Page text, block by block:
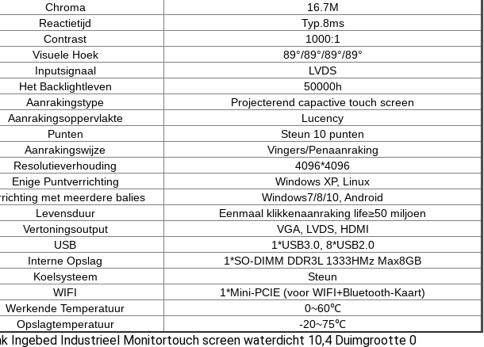
Chroma
16.7M
Reactietijd
Typ.8ms
Contrast
1000:1
Visuele Hoek
89°/89°/89°/89°
Inputsignaal
LVDS
Het Backlightleven
50000h
Aanrakingstype
Projecterend capactive touch screen
Aanrakingsoppervlakte
Lucency
Punten
Steun 10 punten
Aanrakingswijze
Vingers/Penaanraking
Resolutieverhouding
4096*4096
Enige Puntverrichting
Windows XP, Linux
met meerdere balies
Windows7/8/10, Android
Levensduur
Eenmaal klikkenaanraking life≥50 miljoen
Vertoningsoutput
VGA, LVDS, HDMI
USB
1*USB3.0, 8*USB2.0
Interne Opslag
1*SO-DIMM DDR3L 1333HMz Max8GB
Koelsysteem
Steun
WIFI
1*Mini-PCIE (voor WIFI+Bluetooth-Kaart)
Werkende Temperatuur
0~60℃
Opslagtemperatuur
-20~75℃